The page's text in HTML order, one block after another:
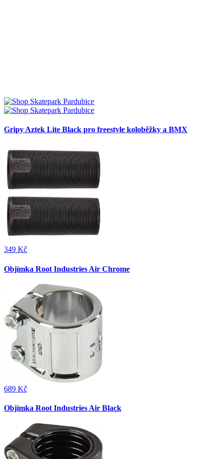
Gripy Aztek Lite Black pro freestyle koloběžky a BMX
349 Kč
Objímka Root Industries Air Chrome
689 Kč
Objímka Root Industries Air Black